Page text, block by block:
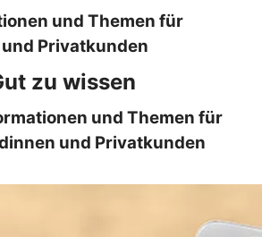
und Themen für
Privatkunden
zu wissen
und Themen für
und Privatkunden